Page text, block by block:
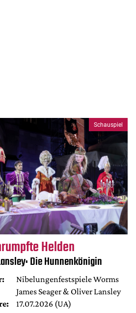
Schauspiel
Helden
Die Hunnenkönigin
Nibelungenfestspiele Worms
James Seager & Oliver Lansley
17.07.2026 (UA)